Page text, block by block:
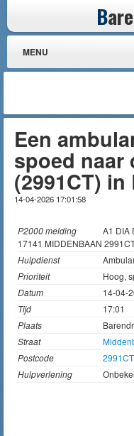
B
MENU
Een
spoed naar
(2991CT)
14-04-2026 17:01:58
P2000 melding
A1 DIA
17141 MIDDENBAAN
Hulpdienst
Prioriteit
Hoog,
Datum
14-04-
Tijd
17:01
Plaats
Straat
Postcode
2991CT
Hulpverlening